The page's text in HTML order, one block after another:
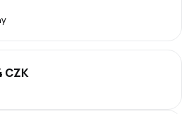
CZK